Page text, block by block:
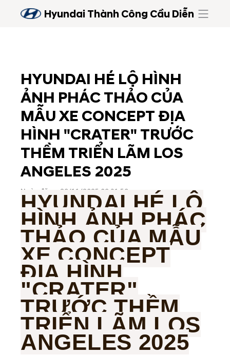
Hyundai Thành Công Cầu Diễn
HYUNDAI HÉ LỘ HÌNH
ẢNH PHÁC THẢO CỦA
MẪU XE CONCEPT ĐỊA
HÌNH "CRATER" TRƯỚC
THỀM TRIỂN LÃM LOS
ANGELES 2025
Ngày đăng: 29/11/2025 09:31:59
HYUNDAI HÉ LỘ
HÌNH ẢNH PHÁC
THẢO CỦA MẪU
XE CONCEPT
ĐỊA HÌNH
"CRATER"
TRƯỚC THỀM
TRIỂN LÃM LOS
ANGELES 2025